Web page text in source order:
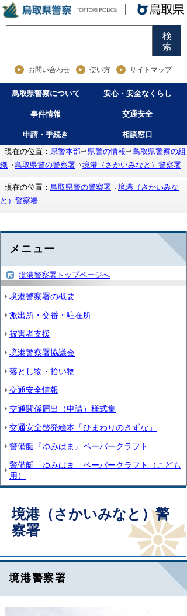
検
索
お問い合わせ 使い方 サイトマップ
鳥取県警察について 安心・安全なくらし
事件情報 交通安全
申請・手続き
相談窓口
現在の位置： 県警本部 県警の情報
鳥取県警察の組
織
鳥取県警の警察署 境港（さかいみなと）警察署
現在の位置： 鳥取県警の警察署
境港（さかいみな
と）警察署
メニュー
境港警察署トップページへ
境港警察署の概要
派出所・交番・駐在所
被害者支援
境港警察署協議会
落とし物・拾い物
交通安全情報
交通関係届出（申請）様式集
交通安全啓発絵本「ひまわりのきずな」
警備艇『ゆみはま』ペーパークラフト
警備艇「ゆみはま」ペーパークラフト（こども
用）
境港（さかいみなと）警
察署
境港警察署